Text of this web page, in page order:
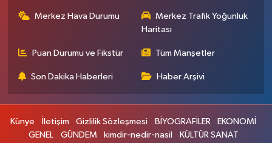
Merkez Hava Durumu
Merkez Trafik Yoğunluk
Haritası
Puan Durumu ve Fikstür Tüm Manşetler
Son Dakika Haberleri Haber Arşivi
Künye İletişim Gizlilik Sözleşmesi BİYOGRAFİLER
EKONOMİ
GENEL
GÜNDEM kimdir-nedir-nasil KÜLTÜR SANAT